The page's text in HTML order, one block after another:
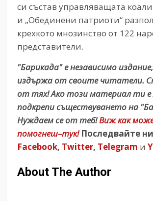
си състав управляващата
и „Обединени патриоти“
крехкото мнозинство от 122
представители.
"Барикада" е независимо
издържа от своите читатели.
от тях! Ако този материал ти е
подкрепи съществуването на
Нуждаем се от теб!Виж как
помогнеш–тук! Последвайте
Facebook, Twitter, Telegram и
About The Author